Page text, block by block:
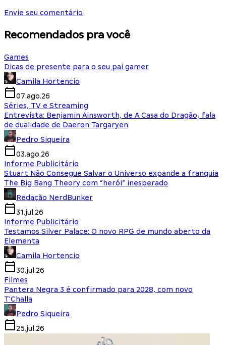
Envie seu comentário
Recomendados pra você
Games
Dicas de presente para o seu pai gamer
Camila Hortencio
07.ago.26
Séries, TV e Streaming
Entrevista: Benjamin Ainsworth, de A Casa do Dragão, fala
de dualidade de Daeron Targaryen
Pedro Siqueira
03.ago.26
Informe Publicitário
Stuart Não Consegue Salvar o Universo expande a franquia
The Big Bang Theory com “herói” inesperado
Redação NerdBunker
31.jul.26
Informe Publicitário
Testamos Silver Palace: O novo RPG de mundo aberto da
Elementa
Camila Hortencio
30.jul.26
Filmes
Pantera Negra 3 é confirmado para 2028, com novo
T'Challa
Pedro Siqueira
25.jul.26